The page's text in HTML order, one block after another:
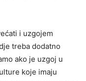
i uzgojem
treba dodatno
ako je uzgoj u
koje imaju